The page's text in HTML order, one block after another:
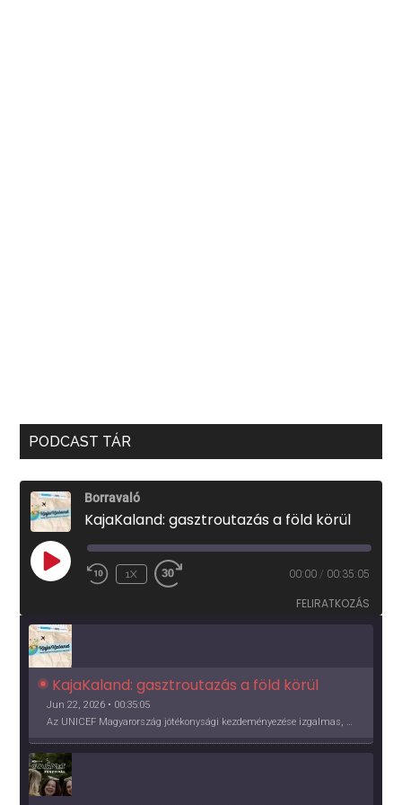
PODCAST TÁR
Borravaló
KajaKaland: gasztroutazás a föld körül
PLAY
EPISODE
1X 00:00 / 00:35:05
FELIRATKOZÁS
KajaKaland: gasztroutazás a föld körül
Jun 22, 2026 • 00:35:05
Az UNICEF Magyarország jótékonysági kezdeményezése izgalmas, egész éves világkörüli ízutazásra hív, igazi családi program és gasztroedukáció, illetve segítség a rászorulóknak is egyben.